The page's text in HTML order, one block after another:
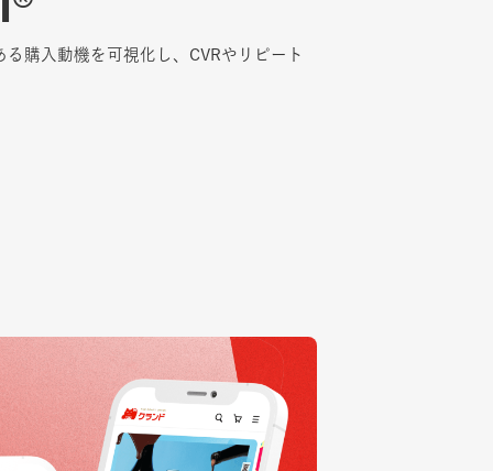
る購入動機を可視化し、CVRやリピート
る購入動機を可視化し、CVRやリピート